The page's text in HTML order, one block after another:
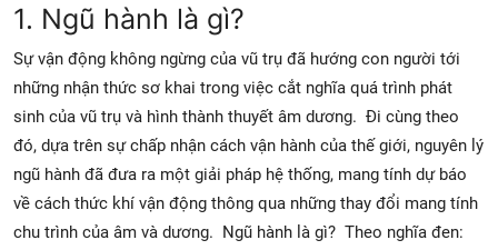
1. Ngũ hành là gì?
Sự vận động không ngừng của vũ trụ đã hướng con người tới
những nhận thức sơ khai trong việc cắt nghĩa quá trình phát
sinh của vũ trụ và hình thành thuyết âm dương. Đi cùng theo
đó, dựa trên sự chấp nhận cách vận hành của thế giới, nguyên lý
ngũ hành đã đưa ra một giải pháp hệ thống, mang tính dự báo
về cách thức khí vận động thông qua những thay đổi mang tính
chu trình của âm và dương. Ngũ hành là gì? Theo nghĩa đen: